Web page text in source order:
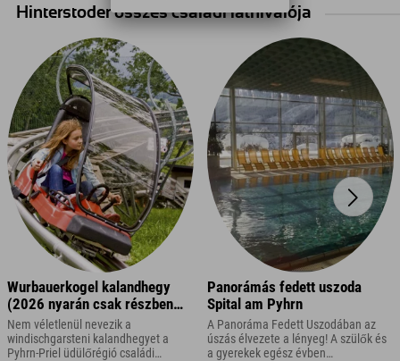
Hinterstoder összes családi látnivalója
Wurbauerkogel kalandhegy
(2026 nyarán csak részben
üzemel)
Nem véletlenül nevezik a
windischgarsteni kalandhegyet a
Pyhrn-Priel üdülőrégió családi
Panorámás fedett uszoda
Spital am Pyhrn
A Panoráma Fedett Uszodában az
úszás élvezete a lényeg! A szülők és
a gyerekek egész évben